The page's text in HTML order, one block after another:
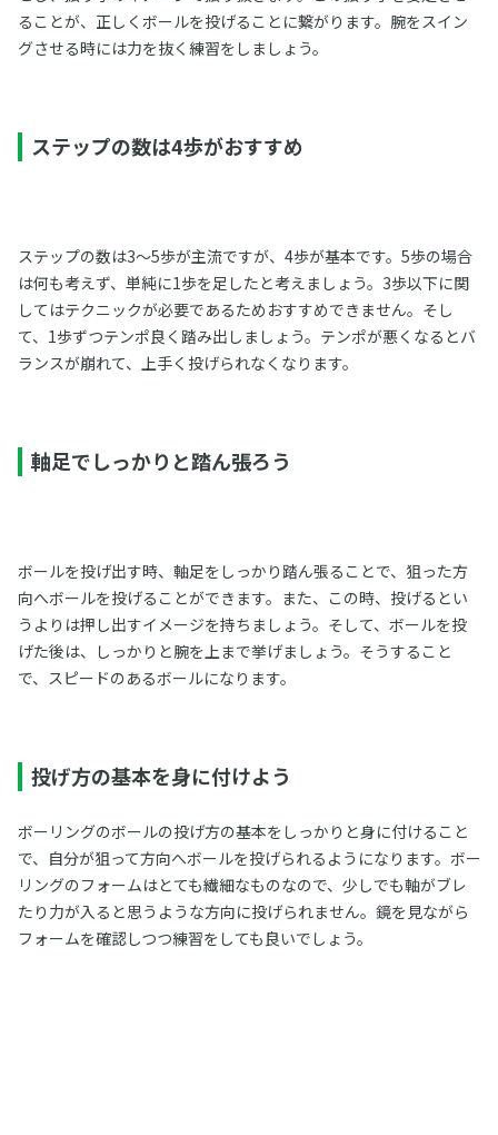
ることが、正しくボールを投げることに繋がります。腕をスイン
グさせる時には力を抜く練習をしましょう。
ステップの数は4歩がおすすめ
ステップの数は3～5歩が主流ですが、4歩が基本です。5歩の場合
は何も考えず、単純に1歩を足したと考えましょう。3歩以下に関
してはテクニックが必要であるためおすすめできません。そし
て、1歩ずつテンポ良く踏み出しましょう。テンポが悪くなるとバ
ランスが崩れて、上手く投げられなくなります。
軸足でしっかりと踏ん張ろう
ボールを投げ出す時、軸足をしっかり踏ん張ることで、狙った方
向へボールを投げることができます。また、この時、投げるとい
うよりは押し出すイメージを持ちましょう。そして、ボールを投
げた後は、しっかりと腕を上まで挙げましょう。そうすること
で、スピードのあるボールになります。
投げ方の基本を身に付けよう
ボーリングのボールの投げ方の基本をしっかりと身に付けること
で、自分が狙って方向へボールを投げられるようになります。ボー
リングのフォームはとても繊細なものなので、少しでも軸がブレ
たり力が入ると思うような方向に投げられません。鏡を見ながら
フォームを確認しつつ練習をしても良いでしょう。